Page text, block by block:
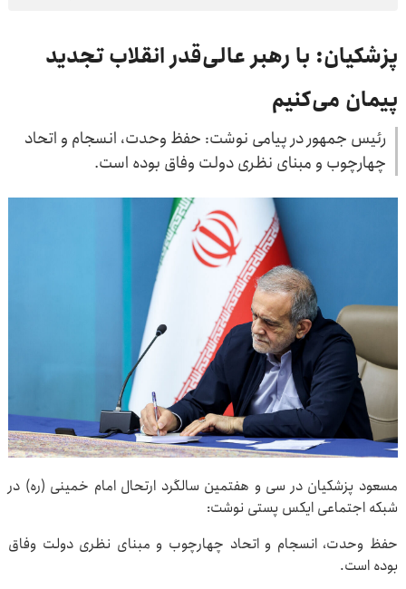
پزشکیان: با رهبر عالی‌قدر انقلاب تجدید
پیمان می‌کنیم
رئیس جمهور در پیامی نوشت: حفظ وحدت، انسجام و اتحاد
چهارچوب و مبنای نظری دولت وفاق بوده است.
مسعود پزشکیان در سی و هفتمین سالگرد ارتحال امام خمینی (ره) در
شبکه اجتماعی ایکس پستی نوشت:
حفظ وحدت، انسجام و اتحاد چهارچوب و مبنای نظری دولت وفاق
بوده است.